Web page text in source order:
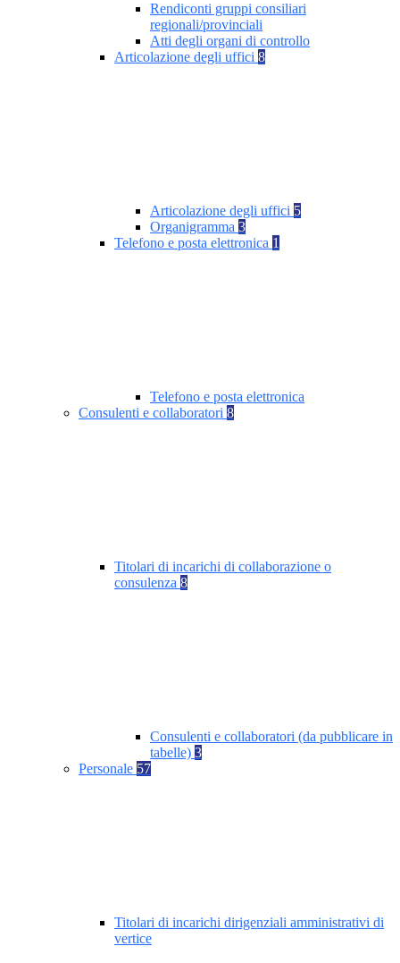
Rendiconti gruppi consiliari
regionali/provinciali
Atti degli organi di controllo
Articolazione degli uffici 8
Articolazione degli uffici 5
Organigramma 3
Telefono e posta elettronica 1
Telefono e posta elettronica
Consulenti e collaboratori 8
Titolari di incarichi di collaborazione o
consulenza 8
Consulenti e collaboratori (da pubblicare in
tabelle) 3
Personale 57
Titolari di incarichi dirigenziali amministrativi di
vertice